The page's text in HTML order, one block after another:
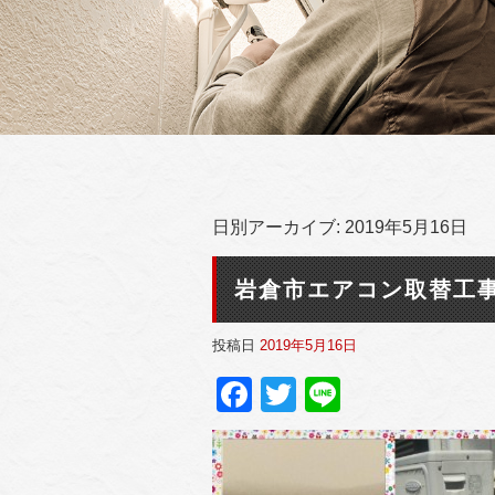
日別アーカイブ: 2019年5月16日
岩倉市エアコン取替工
投稿日 2019年5月16日
Facebook
Twitter